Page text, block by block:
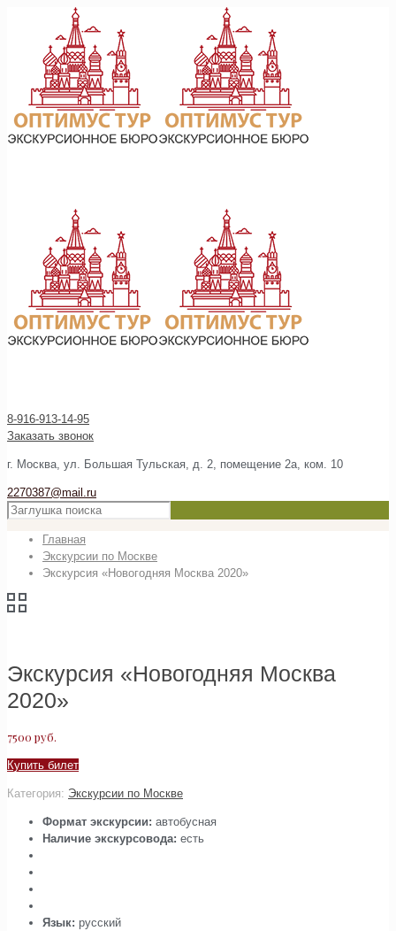
8-916-913-14-95
Заказать звонок
г. Москва, ул. Большая Тульская, д. 2, помещение 2а, ком. 10
2270387@mail.ru
Главная
Экскурсии по Москве
Экскурсия «Новогодняя Москва 2020»
Экскурсия «Новогодняя Москва
2020»
7500 руб.
Купить билет
Категория: Экскурсии по Москве
Формат экскурсии: автобусная
Наличие экскурсовода: есть
Язык: русский